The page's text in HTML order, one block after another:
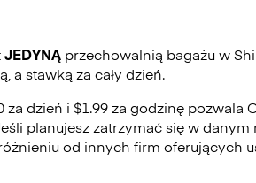
JEDYNĄ przechowalnią bagażu w
a stawką za cały dzień.
za dzień i $1.99 za godzinę
planujesz zatrzymać się w
od innych firm oferujących